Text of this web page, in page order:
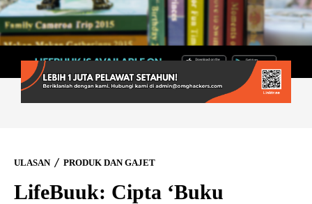
ULASAN PRODUK DAN GAJET
LifeBuuk: Cipta ‘Buku